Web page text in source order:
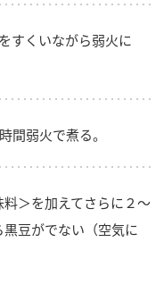
すくいながら弱火に
間弱火で煮る。
＞を加えてさらに２～
豆がでない（空気に